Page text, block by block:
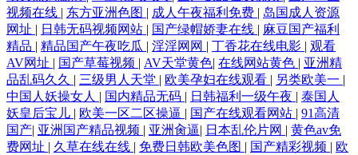
视频在线 | 东方亚洲色图 | 成人午夜福利免费 | 岛国成人资源
网址 | 日韩无码视频网站 | 国产绿帽娇妻在线 | 麻豆国产福利
精品 | 精品国产午夜吃瓜 | 淫淫网网 | 丁香花在线电影 | 观看
AV网址 | 国产草莓视频 | AV天堂黄色| 在线网站黄色 | 亚洲精
品乱码久久 | 三级男人天堂 | 欧美孕妇在线观看 | 另类欧美一 |
中国人妖操女人 | 国内精品无码 | 日韩福利一级午夜 | 泰国人
妖皇后宝儿 | 欧美一区二区操逼 | 国产在线观看网站 | 91高清
国产| 亚洲国产精品视频 | 亚洲肏逼| 日本乱伦片网 | 黄色av免
费网址 | 久草在线在线 | 免费日韩欧美色图 | 国产精彩视频 | 欧